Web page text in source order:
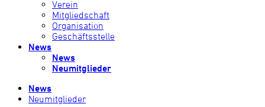
Verein
Mitgliedschaft
Organisation
Geschäftsstelle
News
News
Neumitglieder
News
Neumitglieder